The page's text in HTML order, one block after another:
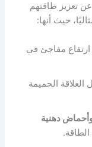
تعزيز طاقتهم
حيث أنها:
مفاجئ في
العلاقة الحميمة
وأحماض دهنية